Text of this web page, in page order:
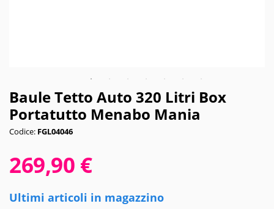
Baule Tetto Auto 320 Litri Box
Portatutto Menabo Mania
Codice: FGL04046
269,90 €
Ultimi articoli in magazzino